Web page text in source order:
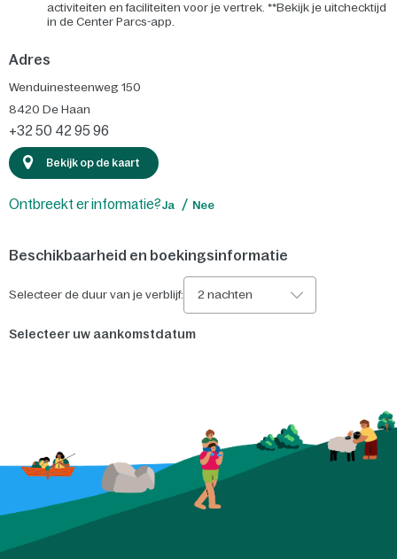
activiteiten en faciliteiten voor je vertrek. **Bekijk je uitchecktijd
in de Center Parcs-app.
Adres
Wenduinesteenweg 150
8420 De Haan
+32 50 42 95 96
Bekijk op de kaart
Ontbreekt er informatie?Ja Nee
Beschikbaarheid en boekingsinformatie
Selecteer de duur van je verblijf: 2 nachten
Selecteer uw aankomstdatum